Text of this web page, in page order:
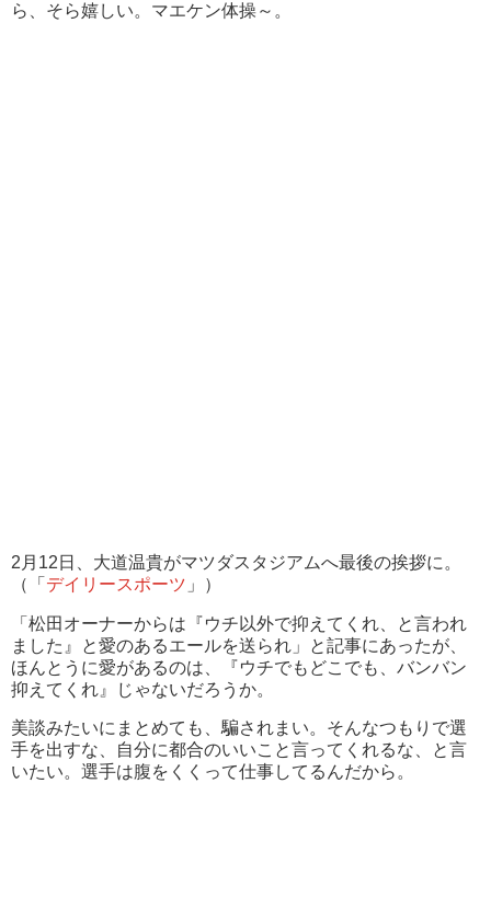
ら、そら嬉しい。マエケン体操～。
2月12日、大道温貴がマツダスタジアムへ最後の挨拶に。
（「 デイリースポーツ 」）
「松田オーナーからは『ウチ以外で抑えてくれ、と言われ
ました』と愛のあるエールを送られ」と記事にあったが、
ほんとうに愛があるのは、『ウチでもどこでも、バンバン
抑えてくれ』じゃないだろうか。
美談みたいにまとめても、騙されまい。そんなつもりで選
手を出すな、自分に都合のいいこと言ってくれるな、と言
いたい。選手は腹をくくって仕事してるんだから。